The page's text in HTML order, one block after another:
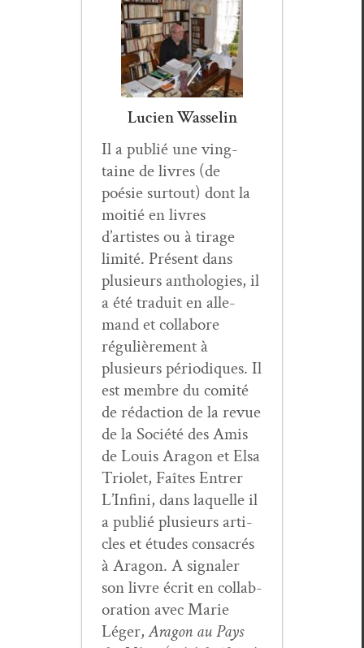
Lucien Wasselin
Il a pub­lié une ving­
taine de livres (de
poésie surtout) dont la
moitié en livres
d’artistes ou à tirage
lim­ité. Présent dans
plusieurs antholo­gies, il
a été traduit en alle­
mand et col­la­bore
régulière­ment à
plusieurs péri­odiques. Il
est mem­bre du comité
de rédac­tion de la revue
de la Société des Amis
de Louis Aragon et Elsa
Tri­o­let, Faîtes Entr­er
L’In­fi­ni, dans laque­lle il
a pub­lié plusieurs arti­
cles et études con­sacrés
à Aragon. A sig­naler
son livre écrit en col­lab­
o­ra­tion avec Marie
Léger,Aragon au Pays